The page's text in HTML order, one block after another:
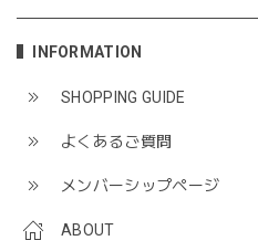
INFORMATION
SHOPPING GUIDE
よくあるご質問
メンバーシップページ
ABOUT